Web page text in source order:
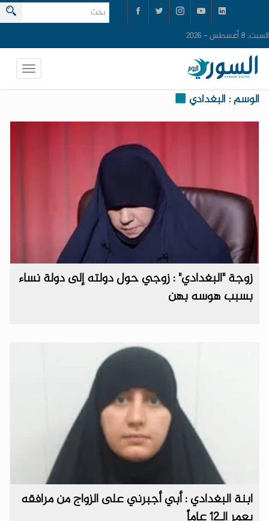
السبت, 8 أغسطس - 2026
الوسم : البغدادي
زوجة "البغدادي" : زوجي حول دولته إلى دولة نساء
بسبب هوسه بهن
ابنة البغدادي : أبي أجبرني على الزواج من مرافقه